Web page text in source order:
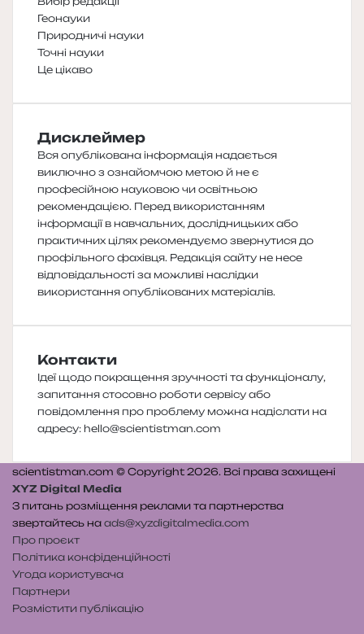
Геонауки
Природничі науки
Точні науки
Це цікаво
Дисклеймер
Вся опублікована інформація надається
виключно з ознайомчою метою й не є
професійною науковою чи освітньою
рекомендацією. Перед використанням
інформації в навчальних, дослідницьких або
практичних цілях рекомендуємо звернутися до
профільного фахівця. Редакція сайту не несе
відповідальності за можливі наслідки
використання опублікованих матеріалів.
Контакти
Ідеї щодо покращення зручності та функціоналу,
запитання стосовно роботи сервісу або
повідомлення про проблему можна надіслати на
адресу: hello@scientistman.com
scientistman.com © Copyright 2026. Всі права захищені
XYZ Digital Media
З питань розміщення реклами та партнерства
звертайтесь на ads@xyzdigitalmedia.com
Про проєкт
Політика конфіденційності
Угода користувача
Партнери
Розмістити публікацію